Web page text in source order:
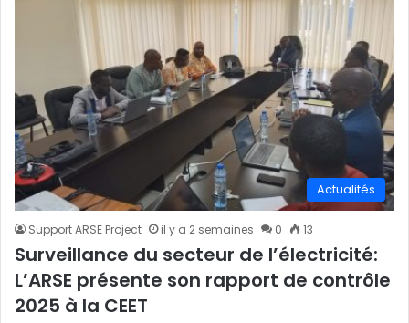
Actualités
Support ARSE Project il y a 2 semaines 0 13
Surveillance du secteur de l’électricité:
L’ARSE présente son rapport de contrôle
2025 à la CEET